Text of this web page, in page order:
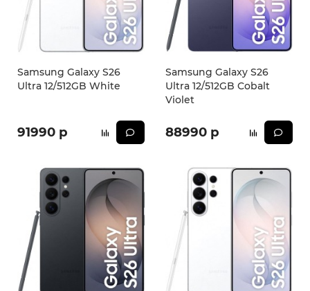
Samsung Galaxy S26
Ultra 12/512GB White
91990 р
Samsung Galaxy S26
Ultra 12/512GB Cobalt
Violet
88990 р